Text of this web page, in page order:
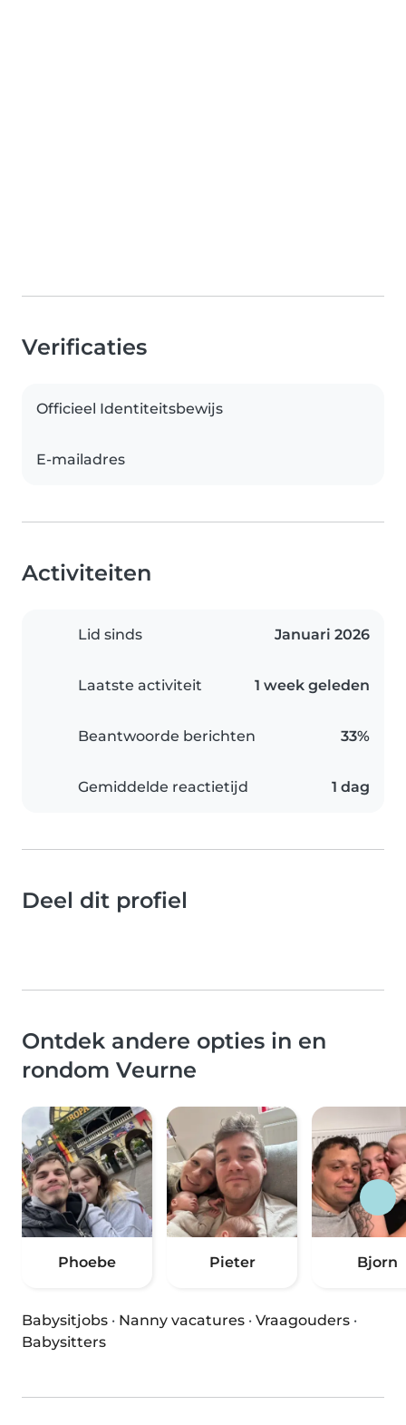
Verificaties
Officieel Identiteitsbewijs
E-mailadres
Activiteiten
Lid sinds Januari 2026
Laatste activiteit 1 week geleden
Beantwoorde berichten 33%
Gemiddelde reactietijd 1 dag
Deel dit profiel
Ontdek andere opties in en
rondom Veurne
Phoebe Pieter Bjorn
Babysitjobs · Nanny vacatures · Vraagouders ·
Babysitters